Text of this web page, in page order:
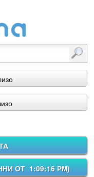
ОТ 1:09:16 PM)